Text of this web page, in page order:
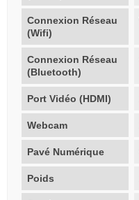
Connexion Réseau
(Wifi)
Connexion Réseau
(Bluetooth)
Port Vidéo (HDMI)
Webcam
Pavé Numérique
Poids